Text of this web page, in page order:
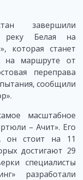
завершили
реку Белая на
которая станет
на маршруте от
переправа
сообщили
масштабное
– Ачит». Его
он стоит на 11
достигают 29
специалисты
разработали